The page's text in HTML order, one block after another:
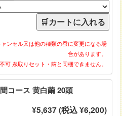
ンセル又は他の種類の蚕に変更になる場
合があります。
可 糸取りセット・繭と同梱できません。
コース 黄白繭 20頭
¥5,637 (税込 ¥6,200)